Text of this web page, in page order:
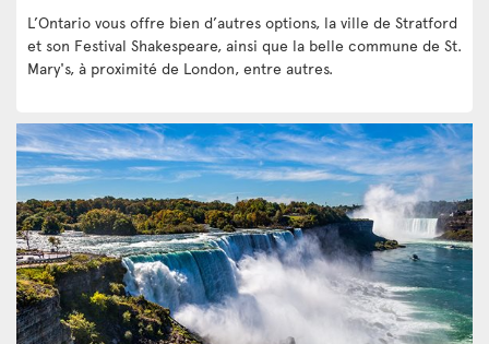
L’Ontario vous offre bien d’autres options, la ville de Stratford
et son Festival Shakespeare, ainsi que la belle commune de St.
Mary's, à proximité de London, entre autres.